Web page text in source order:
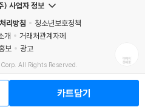
카트담기
) 사업자 정보
리방침
청소년보호정책
개
거래처관계자께
보
광고
All Rights Reserved.